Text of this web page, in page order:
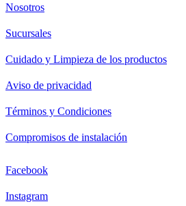
Nosotros
Sucursales
Cuidado y Limpieza de los productos
Aviso de privacidad
Términos y Condiciones
Compromisos de instalación
Facebook
Instagram